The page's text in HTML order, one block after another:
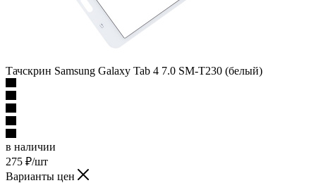
Тачскрин Samsung Galaxy Tab 4 7.0 SM-T230 (белый)
в наличии
275 ₽/шт
Варианты цен